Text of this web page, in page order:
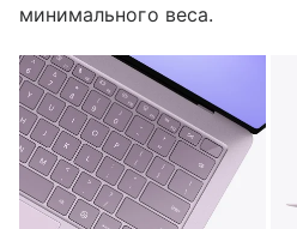
минимального веса.